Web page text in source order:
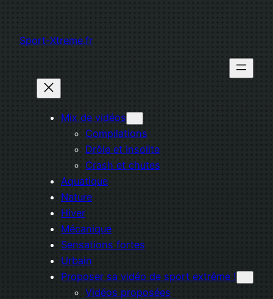
contenu
Sport-Xtreme.fr
Mix de vidéos
Compilations
Drôle et Insolite
Crash et chutes
Aquatique
Nature
Hiver
Mécanique
Sensations fortes
Urbain
Proposer sa vidéo de sport extrême !
Vidéos proposées